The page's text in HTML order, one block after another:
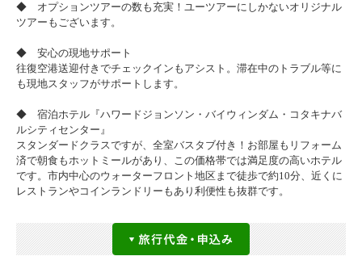
◆ オプションツアーの数も充実！ユーツアーにしかないオリジナル
ツアーもございます。
◆ 安心の現地サポート
往復空港送迎付きでチェックインもアシスト。滞在中のトラブル等に
も現地スタッフがサポートします。
◆ 宿泊ホテル『ハワードジョンソン・バイウィンダム・コタキナバ
ルシティセンター』
スタンダードクラスですが、全室バスタブ付き！お部屋もリフォーム
済で朝食もホットミールがあり、この価格帯では満足度の高いホテル
です。市内中心のウォーターフロント地区まで徒歩で約10分、近くに
レストランやコインランドリーもあり利便性も抜群です。